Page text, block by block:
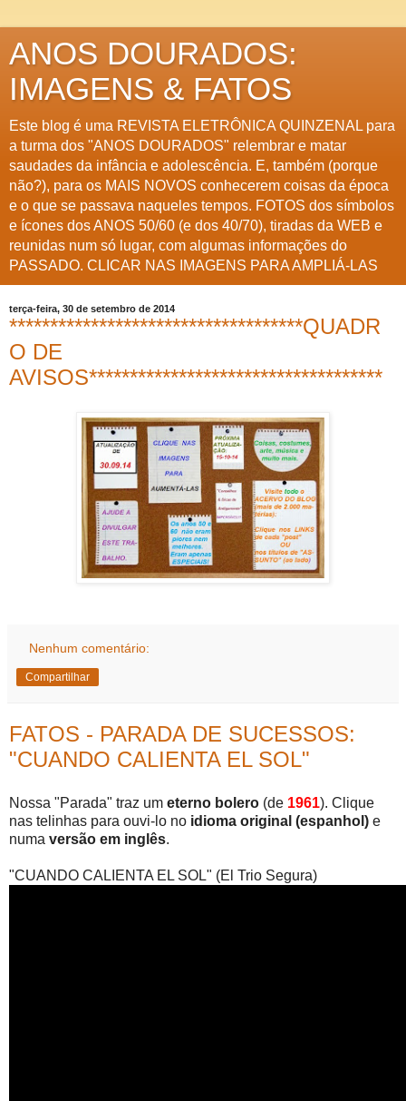
ANOS DOURADOS:
IMAGENS & FATOS
Este blog é uma REVISTA ELETRÔNICA QUINZENAL para
a turma dos "ANOS DOURADOS" relembrar e matar
saudades da infância e adolescência. E, também (porque
não?), para os MAIS NOVOS conhecerem coisas da época
e o que se passava naqueles tempos. FOTOS dos símbolos
e ícones dos ANOS 50/60 (e dos 40/70), tiradas da WEB e
reunidas num só lugar, com algumas informações do
PASSADO. CLICAR NAS IMAGENS PARA AMPLIÁ-LAS
terça-feira, 30 de setembro de 2014
************************************QUADR
O DE
AVISOS************************************
Nenhum comentário:
Compartilhar
FATOS - PARADA DE SUCESSOS:
"CUANDO CALIENTA EL SOL"
Nossa "Parada" traz um eterno bolero (de 1961). Clique
nas telinhas para ouvi-lo no idioma original (espanhol) e
numa versão em inglês.
"CUANDO CALIENTA EL SOL" (El Trio Segura)